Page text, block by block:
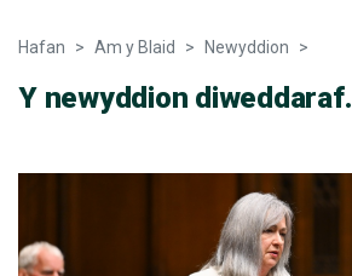
Hafan Am y Blaid Newyddion
Y newyddion diweddaraf.